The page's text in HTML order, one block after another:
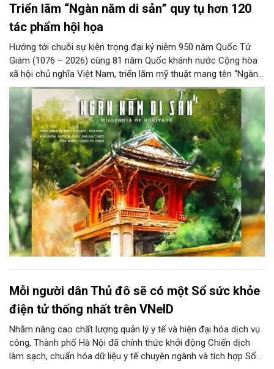
Triển lãm “Ngàn năm di sản” quy tụ hơn 120
tác phẩm hội họa
Hướng tới chuỗi sự kiện trọng đại kỷ niệm 950 năm Quốc Tử
Giám (1076 – 2026) cùng 81 năm Quốc khánh nước Cộng hòa
xã hội chủ nghĩa Việt Nam, triển lãm mỹ thuật mang tên “Ngàn
năm di sản” sẽ chính thức khai mạc vào ngày 8/8 tại Nhà Thái
Học, Di tích Quốc gia đặc biệt Văn Miếu – Quốc Tử Giám. Sự
kiện kéo dài đến ngày 25/9/2026 hứa hẹn trở thành điểm đến
văn hóa đầy sức hút, góp phần làm phong phú đời sống nghệ
thuật của Thủ đô trong mùa thu này.
Mỗi người dân Thủ đô sẽ có một Sổ sức khỏe
điện tử thống nhất trên VNeID
Nhằm nâng cao chất lượng quản lý y tế và hiện đại hóa dịch vụ
công, Thành phố Hà Nội đã chính thức khởi động Chiến dịch
làm sạch, chuẩn hóa dữ liệu y tế chuyên ngành và tích hợp Sổ